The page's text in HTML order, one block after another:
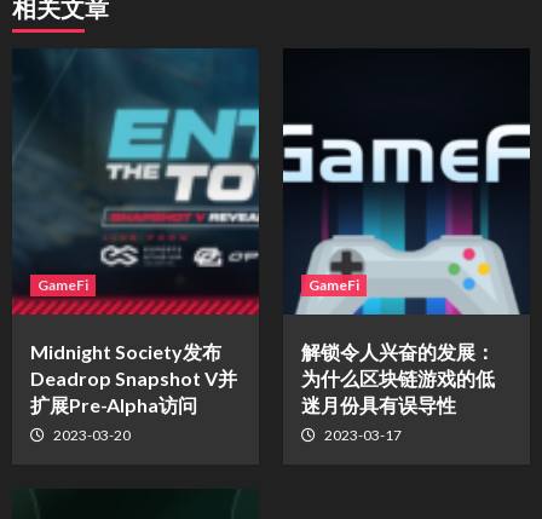
相关文章
GameFi
Midnight Society发布
Deadrop Snapshot V并
扩展Pre-Alpha访问
2023-03-20
GameFi
解锁令人兴奋的发展：
为什么区块链游戏的低
迷月份具有误导性
2023-03-17